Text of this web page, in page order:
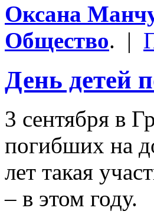
Оксана
Общество. |
День детей
3 сентября в
погибших на
лет такая
– в этом году.